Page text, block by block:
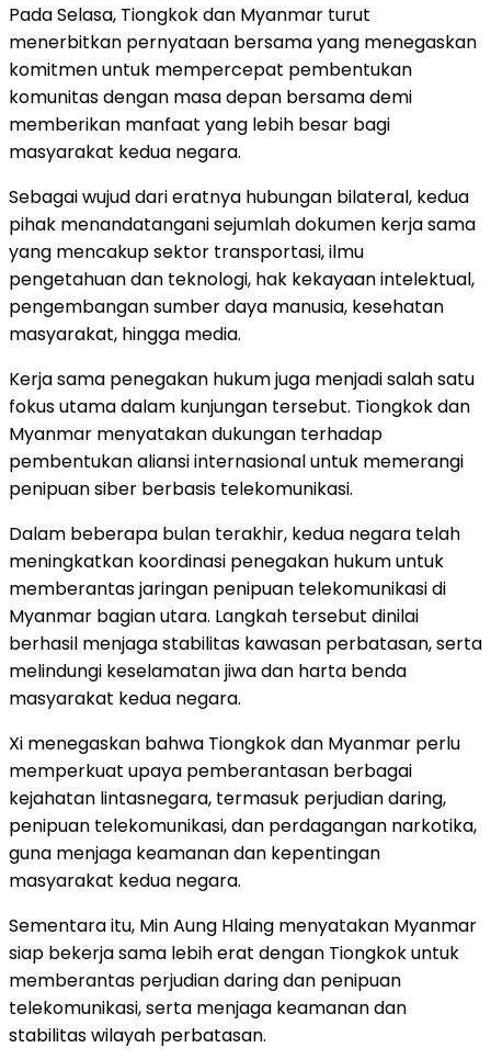
Pada Selasa, Tiongkok dan Myanmar turut
menerbitkan pernyataan bersama yang menegaskan
komitmen untuk mempercepat pembentukan
komunitas dengan masa depan bersama demi
memberikan manfaat yang lebih besar bagi
masyarakat kedua negara.
Sebagai wujud dari eratnya hubungan bilateral, kedua
pihak menandatangani sejumlah dokumen kerja sama
yang mencakup sektor transportasi, ilmu
pengetahuan dan teknologi, hak kekayaan intelektual,
pengembangan sumber daya manusia, kesehatan
masyarakat, hingga media.
Kerja sama penegakan hukum juga menjadi salah satu
fokus utama dalam kunjungan tersebut. Tiongkok dan
Myanmar menyatakan dukungan terhadap
pembentukan aliansi internasional untuk memerangi
penipuan siber berbasis telekomunikasi.
Dalam beberapa bulan terakhir, kedua negara telah
meningkatkan koordinasi penegakan hukum untuk
memberantas jaringan penipuan telekomunikasi di
Myanmar bagian utara. Langkah tersebut dinilai
berhasil menjaga stabilitas kawasan perbatasan, serta
melindungi keselamatan jiwa dan harta benda
masyarakat kedua negara.
Xi menegaskan bahwa Tiongkok dan Myanmar perlu
memperkuat upaya pemberantasan berbagai
kejahatan lintasnegara, termasuk perjudian daring,
penipuan telekomunikasi, dan perdagangan narkotika,
guna menjaga keamanan dan kepentingan
masyarakat kedua negara.
Sementara itu, Min Aung Hlaing menyatakan Myanmar
siap bekerja sama lebih erat dengan Tiongkok untuk
memberantas perjudian daring dan penipuan
telekomunikasi, serta menjaga keamanan dan
stabilitas wilayah perbatasan.